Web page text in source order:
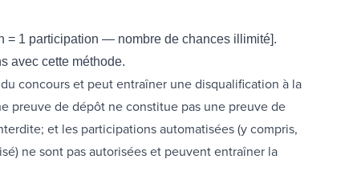
= 1 participation — nombre de chances illimité].
avec cette méthode.
concours et peut entraîner une disqualification à la
preuve de dépôt ne constitue pas une preuve de
et les participations automatisées (y compris,
ne sont pas autorisées et peuvent entraîner la